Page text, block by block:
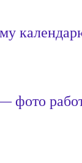
фото